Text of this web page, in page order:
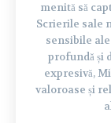
menită să
Scrierile sale
sensibile
profundă și
expresivă,
valoroase și